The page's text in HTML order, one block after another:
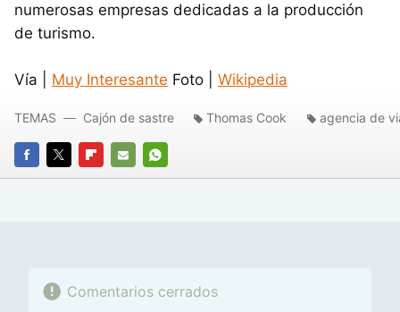
numerosas empresas dedicadas a la producción
de turismo.
Vía | Muy Interesante Foto | Wikipedia
FACEBOOK
TWITTERFLIPBOARD
E-
WHATSAPP
TEMAS Cajón de sastre Thomas Cook agencia de
Comentarios cerrados